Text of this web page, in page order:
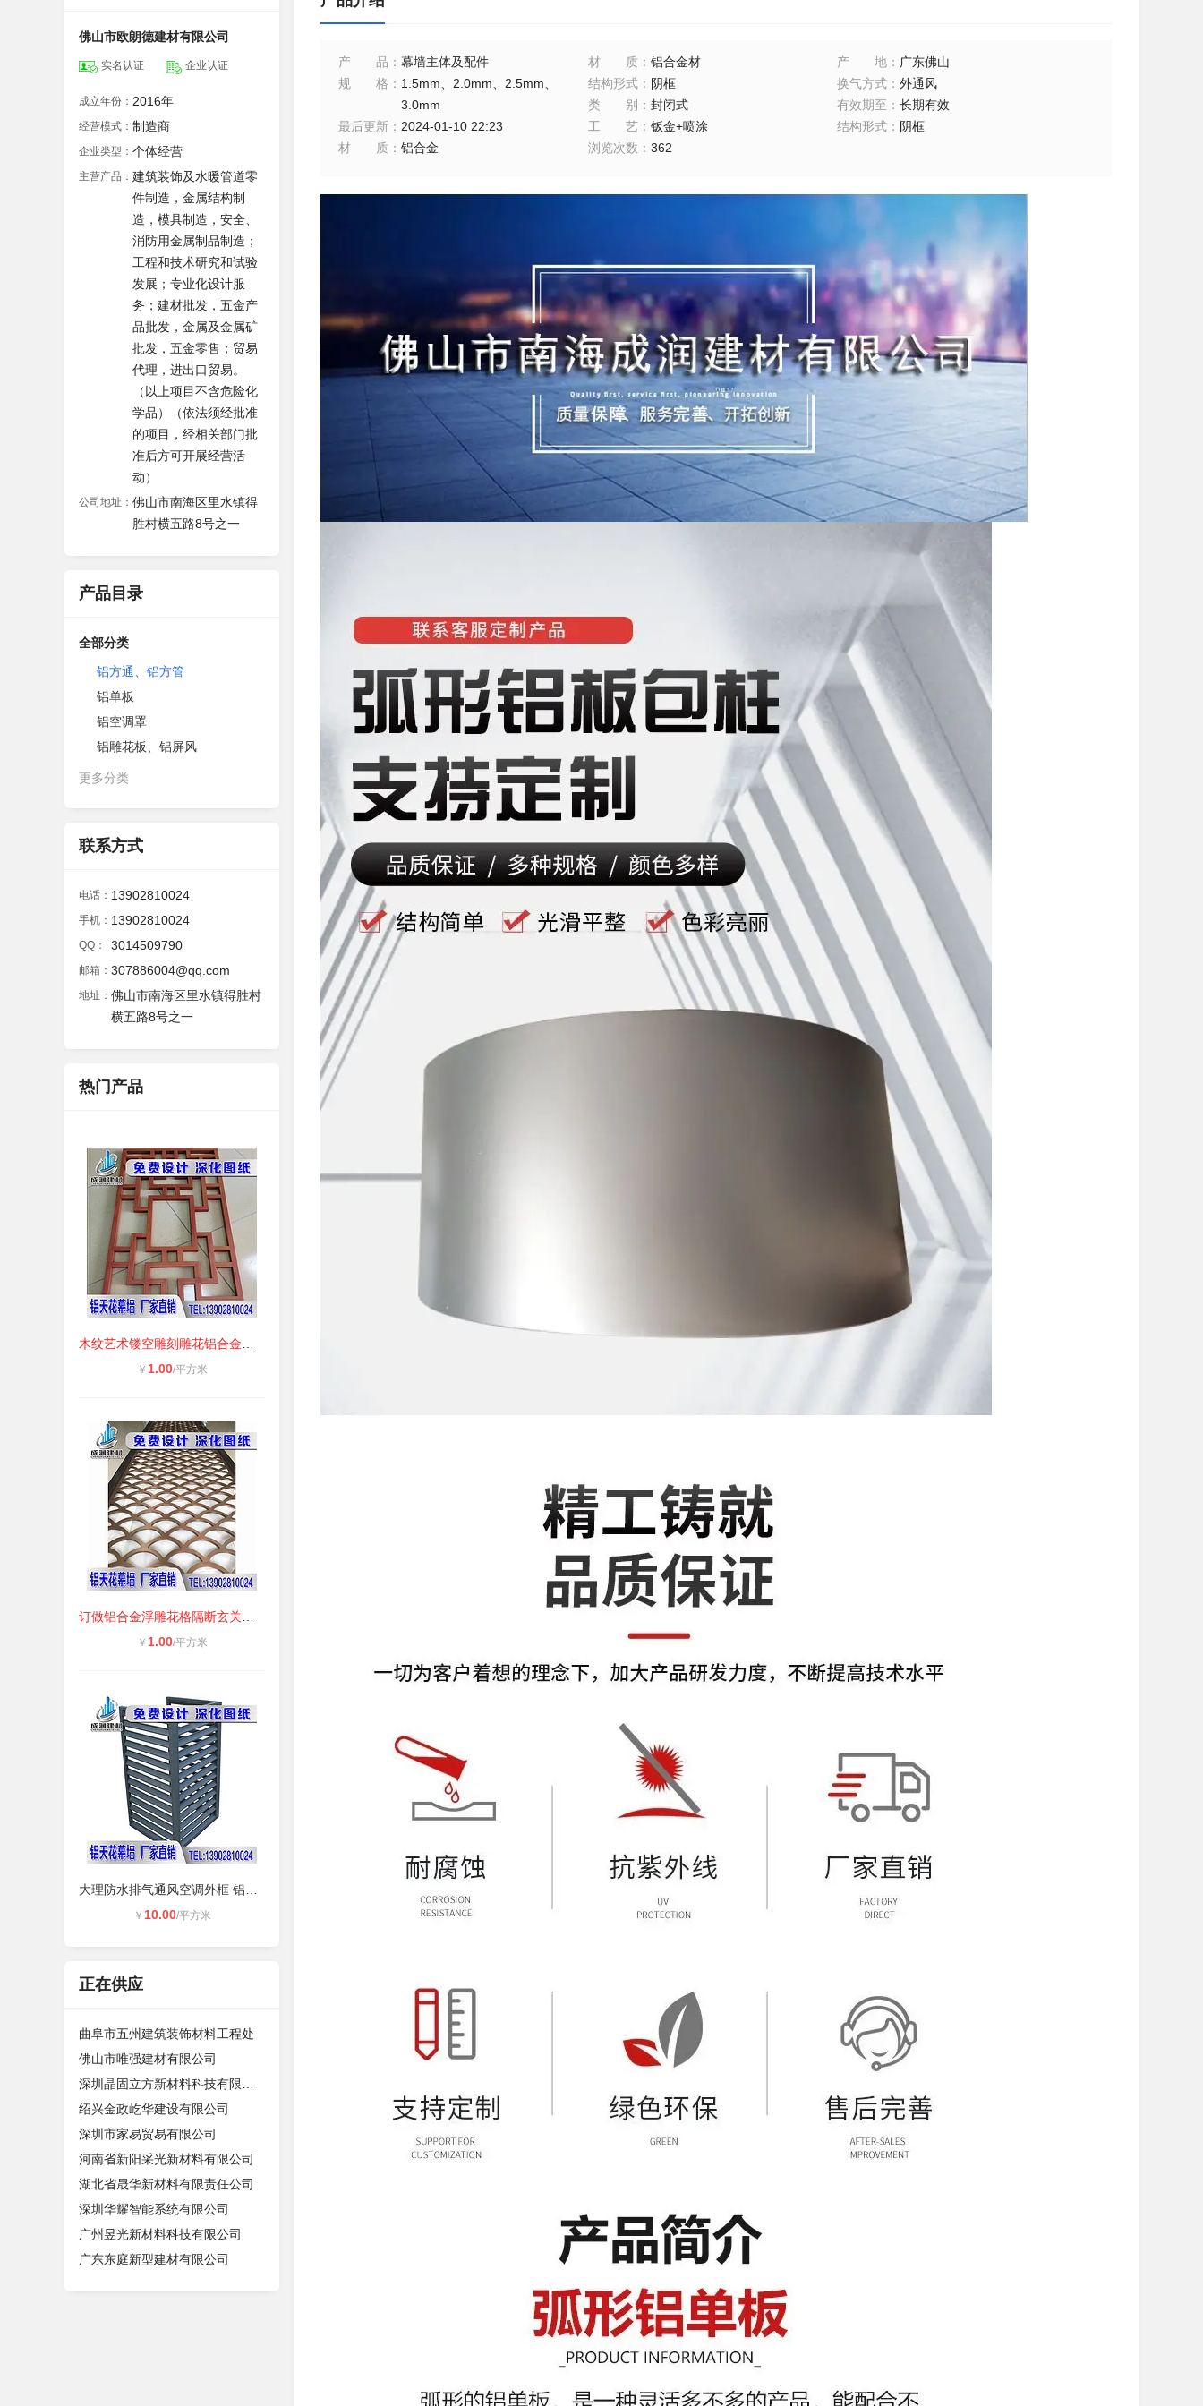
佛山市欧朗德建材有限公司
实名认证 企业认证
成立年份： 2016年
经营模式： 制造商
企业类型： 个体经营
主营产品： 建筑装饰及水暖管道零
件制造，金属结构制
造，模具制造，安全、
消防用金属制品制造；
工程和技术研究和试验
发展；专业化设计服
务；建材批发，五金产
品批发，金属及金属矿
批发，五金零售；贸易
代理，进出口贸易。
（以上项目不含危险化
学品）（依法须经批准
的项目，经相关部门批
准后方可开展经营活
动）
公司地址： 佛山市南海区里水镇得
胜村横五路8号之一
产品目录
全部分类
铝方通、铝方管
铝单板
铝空调罩
铝雕花板、铝屏风
更多分类
联系方式
电话： 13902810024
手机： 13902810024
QQ： 3014509790
邮箱： 307886004@qq.com
地址： 佛山市南海区里水镇得胜村
横五路8号之一
热门产品
￥ 1.00/平方米
￥ 1.00/平方米
￥ 10.00/平方米
正在供应
曲阜市五州建筑装饰材料工程处
佛山市唯强建材有限公司
绍兴金政屹华建设有限公司
深圳市家易贸易有限公司
河南省新阳采光新材料有限公司
湖北省晟华新材料有限责任公司
深圳华耀智能系统有限公司
广州昱光新材料科技有限公司
广东东庭新型建材有限公司
产品 ： 幕墙主体及配件 材质 ： 铝合金材 产地 ： 广东佛山
规格 ： 1.5mm、2.0mm、2.5mm、
3.0mm
结构形式： 阴框 换气方式 ：外通风
类别 ： 封闭式 有效期至 ：长期有效
最后更新 ： 2024-01-10 22:23 工艺： 钣金+喷涂 结构形式 ： 阴框
材质 ： 铝合金 浏览次数 ： 362